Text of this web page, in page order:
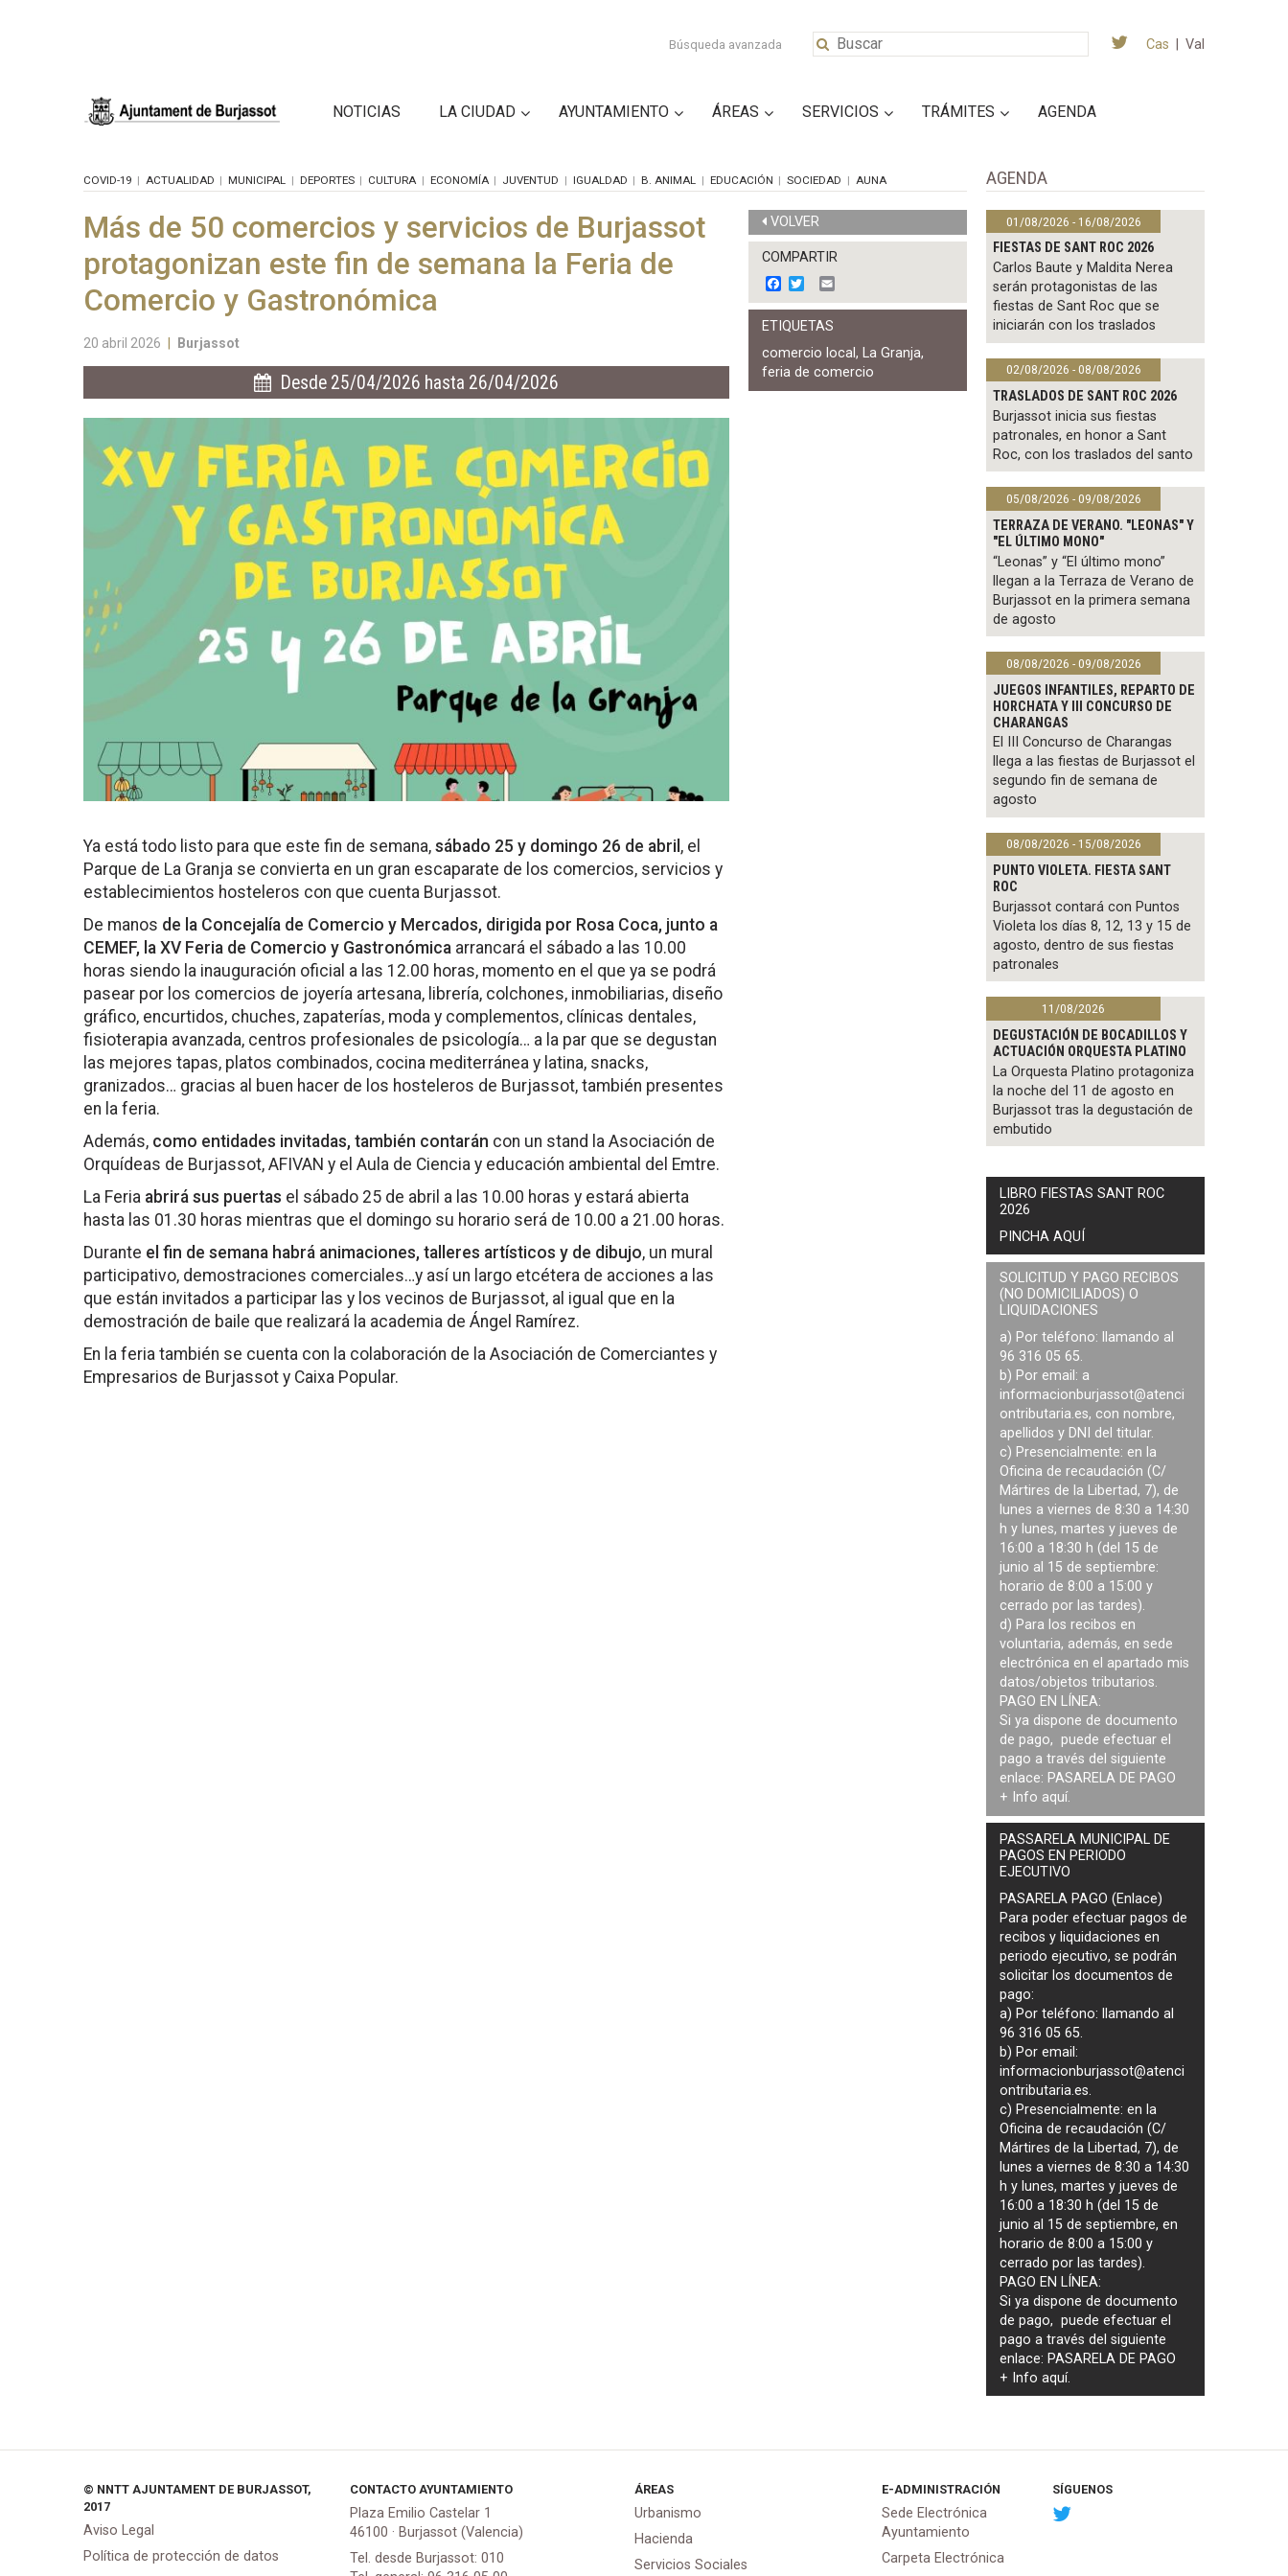
Búsqueda avanzada Cas Val
NOTICIAS LA CIUDAD AYUNTAMIENTO ÁREAS SERVICIOS TRÁMITES AGENDA
COVID-19 ACTUALIDAD MUNICIPAL DEPORTES CULTURA ECONOMÍA JUVENTUD IGUALDAD B. ANIMAL EDUCACIÓN SOCIEDAD AUNA
Más de 50 comercios y servicios de Burjassot
protagonizan este fin de semana la Feria de
Comercio y Gastronómica
20 abril 2026 Burjassot
Desde 25/04/2026 hasta 26/04/2026
Ya está todo listo para que este fin de semana, sábado 25 y domingo 26 de abril , el
Parque de La Granja se convierta en un gran escaparate de los comercios, servicios y
establecimientos hosteleros con que cuenta Burjassot.
De manos de la Concejalía de Comercio y Mercados, dirigida por Rosa Coca, junto a
CEMEF, la XV Feria de Comercio y Gastronómica arrancará el sábado a las 10.00
horas siendo la inauguración oficial a las 12.00 horas, momento en el que ya se podrá
pasear por los comercios de joyería artesana, librería, colchones, inmobiliarias, diseño
gráfico, encurtidos, chuches, zapaterías, moda y complementos, clínicas dentales,
fisioterapia avanzada, centros profesionales de psicología… a la par que se degustan
las mejores tapas, platos combinados, cocina mediterránea y latina, snacks,
granizados… gracias al buen hacer de los hosteleros de Burjassot, también presentes
en la feria.
Además, como entidades invitadas, también contarán con un stand la Asociación de
Orquídeas de Burjassot, AFIVAN y el Aula de Ciencia y educación ambiental del Emtre.
La Feria abrirá sus puertas el sábado 25 de abril a las 10.00 horas y estará abierta
hasta las 01.30 horas mientras que el domingo su horario será de 10.00 a 21.00 horas.
Durante el fin de semana habrá animaciones, talleres artísticos y de dibujo, un mural
participativo, demostraciones comerciales…y así un largo etcétera de acciones a las
que están invitados a participar las y los vecinos de Burjassot, al igual que en la
demostración de baile que realizará la academia de Ángel Ramírez.
En la feria también se cuenta con la colaboración de la Asociación de Comerciantes y
Empresarios de Burjassot y Caixa Popular.
VOLVER
COMPARTIR
F
a
c
e
o
o
k
w
i
t
e
r
m
a
ETIQUETAS
comercio local, La Granja,
feria de comercio
AGENDA
01/08/2026 - 16/08/2026
FIESTAS DE SANT ROC 2026
Carlos Baute y Maldita Nerea
serán protagonistas de las
fiestas de Sant Roc que se
iniciarán con los traslados
02/08/2026 - 08/08/2026
TRASLADOS DE SANT ROC 2026
Burjassot inicia sus fiestas
patronales, en honor a Sant
Roc, con los traslados del santo
05/08/2026 - 09/08/2026
TERRAZA DE VERANO. "LEONAS" Y
"EL ÚLTIMO MONO"
“Leonas” y “El último mono”
llegan a la Terraza de Verano de
Burjassot en la primera semana
de agosto
08/08/2026 - 09/08/2026
JUEGOS INFANTILES, REPARTO DE
HORCHATA Y III CONCURSO DE
CHARANGAS
El III Concurso de Charangas
llega a las fiestas de Burjassot el
segundo fin de semana de
agosto
08/08/2026 - 15/08/2026
PUNTO VIOLETA. FIESTA SANT
ROC
Burjassot contará con Puntos
Violeta los días 8, 12, 13 y 15 de
agosto, dentro de sus fiestas
patronales
11/08/2026
DEGUSTACIÓN DE BOCADILLOS Y
ACTUACIÓN ORQUESTA PLATINO
La Orquesta Platino protagoniza
la noche del 11 de agosto en
Burjassot tras la degustación de
embutido
LIBRO FIESTAS SANT ROC
2026
PINCHA AQUÍ
SOLICITUD Y PAGO RECIBOS
(NO DOMICILIADOS) O
LIQUIDACIONES
a) Por teléfono: llamando al
96 316 05 65.
b) Por email: a
informacionburjassot@atenci
ontributaria.es, con nombre,
apellidos y DNI del titular.
c) Presencialmente: en la
Oficina de recaudación (C/
Mártires de la Libertad, 7), de
lunes a viernes de 8:30 a 14:30
h y lunes, martes y jueves de
16:00 a 18:30 h (del 15 de
junio al 15 de septiembre:
horario de 8:00 a 15:00 y
cerrado por las tardes).
d) Para los recibos en
voluntaria, además, en sede
electrónica en el apartado mis
datos/objetos tributarios.
PAGO EN LÍNEA:
Si ya dispone de documento
de pago, puede efectuar el
pago a través del siguiente
enlace: PASARELA DE PAGO
+ Info aquí.
PASSARELA MUNICIPAL DE
PAGOS EN PERIODO
EJECUTIVO
PASARELA PAGO (Enlace)
Para poder efectuar pagos de
recibos y liquidaciones en
periodo ejecutivo, se podrán
solicitar los documentos de
pago:
a) Por teléfono: llamando al
96 316 05 65.
b) Por email:
informacionburjassot@atenci
ontributaria.es.
c) Presencialmente: en la
Oficina de recaudación (C/
Mártires de la Libertad, 7), de
lunes a viernes de 8:30 a 14:30
h y lunes, martes y jueves de
16:00 a 18:30 h (del 15 de
junio al 15 de septiembre, en
horario de 8:00 a 15:00 y
cerrado por las tardes).
PAGO EN LÍNEA:
Si ya dispone de documento
de pago, puede efectuar el
pago a través del siguiente
enlace: PASARELA DE PAGO
+ Infoaquí.
© NNTT AJUNTAMENT DE BURJASSOT,
2017
Aviso Legal
Política de protección de datos
CONTACTO AYUNTAMIENTO
Plaza Emilio Castelar 1
46100 · Burjassot (Valencia)
Tel. desde Burjassot: 010
ÁREAS
Urbanismo
Hacienda
Servicios Sociales
E-ADMINISTRACIÓN
Sede Electrónica
Ayuntamiento
Carpeta Electrónica
SÍGUENOS